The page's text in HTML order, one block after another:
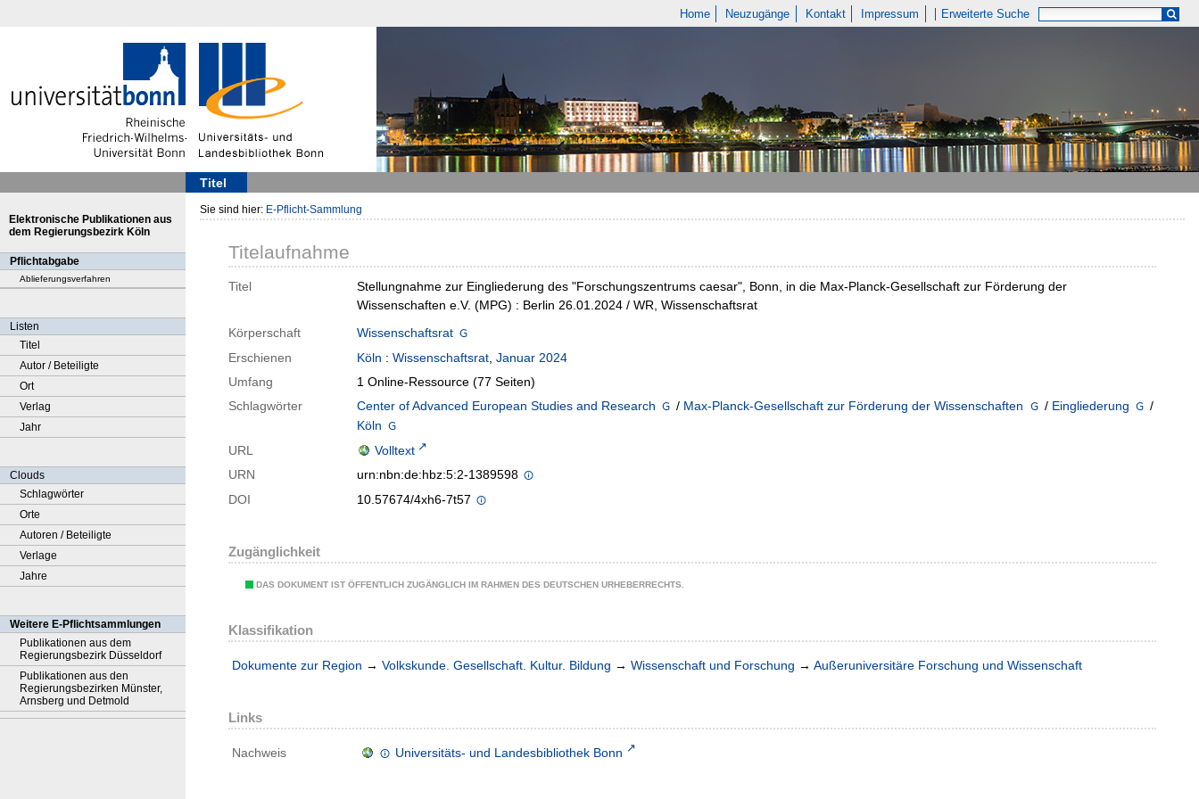
Home Neuzugänge Kontakt Impressum Erweiterte Suche
Titel
Elektronische Publikationen aus
dem Regierungsbezirk Köln
Pflichtabgabe
Ablieferungsverfahren
Listen
Titel
Autor / Beteiligte
Ort
Verlag
Jahr
Clouds
Schlagwörter
Orte
Autoren / Beteiligte
Verlage
Jahre
Weitere E-Pflichtsammlungen
Publikationen aus dem
Regierungsbezirk Düsseldorf
Publikationen aus den
Regierungsbezirken Münster,
Arnsberg und Detmold
Sie sind hier: E-Pflicht-Sammlung
Titelaufnahme
Titel
Stellungnahme zur Eingliederung des "Forschungszentrums caesar", Bonn, in die Max-Planck-Gesellschaft zur Förderung der
Wissenschaften e.V. (MPG) : Berlin 26.01.2024 / WR, Wissenschaftsrat
Körperschaft
Wissenschaftsrat
Erschienen
Köln : Wissenschaftsrat, Januar 2024
Umfang
1 Online-Ressource (77 Seiten)
Schlagwörter
Center of Advanced European Studies and Research / Max-Planck-Gesellschaft zur Förderung der Wissenschaften / Eingliederung
/
Köln
URL
Volltext
URN
urn:nbn:de:hbz:5:2-1389598
DOI
10.57674/4xh6-7t57
Zugänglichkeit
DAS DOKUMENT IST ÖFFENTLICH ZUGÄNGLICH IM RAHMEN DES DEUTSCHEN URHEBERRECHTS.
Klassifikation
Dokumente zur Region → Volkskunde. Gesellschaft. Kultur. Bildung → Wissenschaft und Forschung → Außeruniversitäre Forschung und Wissenschaft
Links
Nachweis Universitäts- und Landesbibliothek Bonn